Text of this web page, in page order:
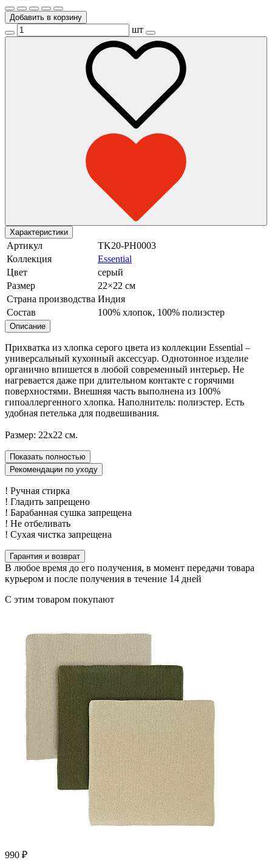
Добавить в корзину
шт
Характеристики
Артикул
TK20-PH0003
Коллекция
Essential
Цвет
серый
Размер
22×22 см
Страна производства Индия
Состав
100% хлопок, 100% полиэстер
Описание
Прихватка из хлопка серого цвета из коллекции Essential –
универсальный кухонный аксессуар. Однотонное изделие
органично впишется в любой современный интерьер. Не
нагревается даже при длительном контакте с горячими
поверхностями. Внешняя часть выполнена из 100%
гипоаллергенного хлопка. Наполнитель: полиэстер. Есть
удобная петелька для подвешивания.
Размер: 22х22 см.
Показать полностью
Рекомендации по уходу
! Ручная стирка
! Гладить запрещено
! Барабанная сушка запрещена
! Не отбеливать
! Сухая чистка запрещена
Гарантия и возврат
В любое время до его получения, в момент передачи товара
курьером и после получения в течение 14 дней
С этим товаром покупают
990 ₽